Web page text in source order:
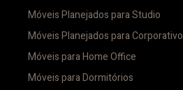
Móveis Planejados para Studio
Móveis Planejados para Corporativo
Móveis para Home Office
Móveis para Dormitórios